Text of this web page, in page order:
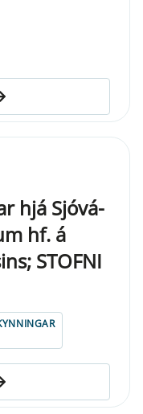
hjá Sjóvá-
hf. á
STOFNI